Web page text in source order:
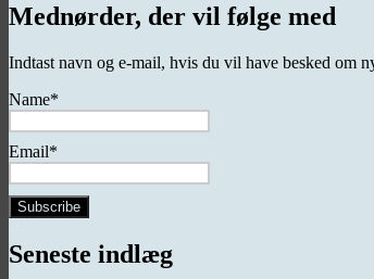
Mednørder, der vil følge med
Indtast navn og e-mail, hvis du vil have besked om
Name*
Email*
Seneste indlæg